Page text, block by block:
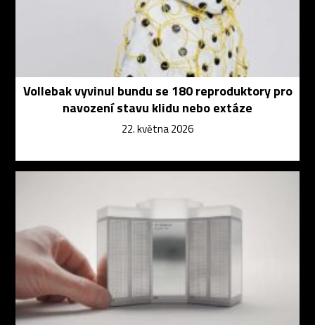
Vollebak vyvinul bundu se 180 reproduktory pro
navození stavu klidu nebo extáze
22. května 2026